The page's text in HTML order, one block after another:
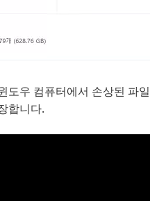
도우 컴퓨터에서 손상된 파
합니다.